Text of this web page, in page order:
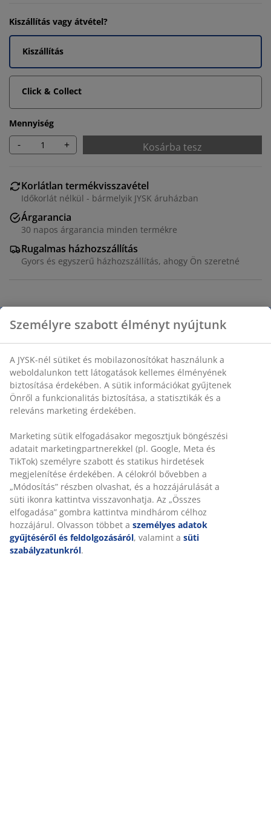
Kiszállítás vagy átvétel?
Kiszállítás
Click & Collect
Mennyiség
- + Kosárba tesz
Korlátlan termékvisszavétel
Időkorlát nélkül - bármelyik JYSK áruházban
Árgarancia
30 napos árgarancia minden termékre
Rugalmas házhozszállítás
Gyors és egyszerű házhozszállítás, ahogy Ön szeretné
SKU: 1844270
Részletes Adatok
Értékelések
(5)
Kiszállítás
Személyre szabott élményt nyújtunk
A JYSK-nél sütiket és mobilazonosítókat használunk a
weboldalunkon tett látogatások kellemes élményének
biztosítása érdekében. A sütik információkat gyűjtenek
Önről a funkcionalitás biztosítása, a statisztikák és a
releváns marketing érdekében.
Marketing sütik elfogadásakor megosztjuk böngészési
adatait marketingpartnerekkel (pl. Google, Meta és
TikTok) személyre szabott és statikus hirdetések
megjelenítése érdekében. A célokról bővebben a
„Módosítás” részben olvashat, és a hozzájárulását a
süti ikonra kattintva visszavonhatja. Az „Összes
elfogadása” gombra kattintva mindhárom célhoz
hozzájárul. Olvasson többet a személyes adatok
gyűjtéséről és feldolgozásáról, valamint a süti
szabályzatunkról.